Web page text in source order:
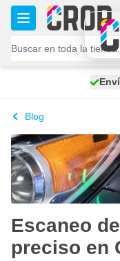
Ir al contenido
100
Blog
Escaneo
preciso en